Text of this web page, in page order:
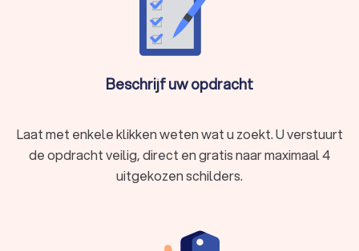
Beschrijf uw opdracht
Laat met enkele klikken weten wat u zoekt. U verstuurt
de opdracht veilig, direct en gratis naar maximaal 4
uitgekozen schilders.